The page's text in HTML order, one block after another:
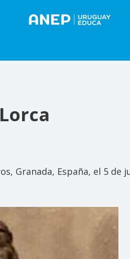
Granada, España, el 5